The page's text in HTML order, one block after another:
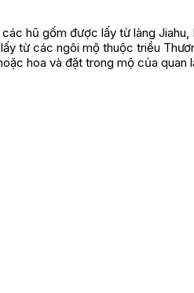
hũ gốm được lấy từ làng Jiahu,
từ các ngôi mộ thuộc triều
hoa và đặt trong mộ của quan